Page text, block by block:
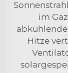
im
Hitze